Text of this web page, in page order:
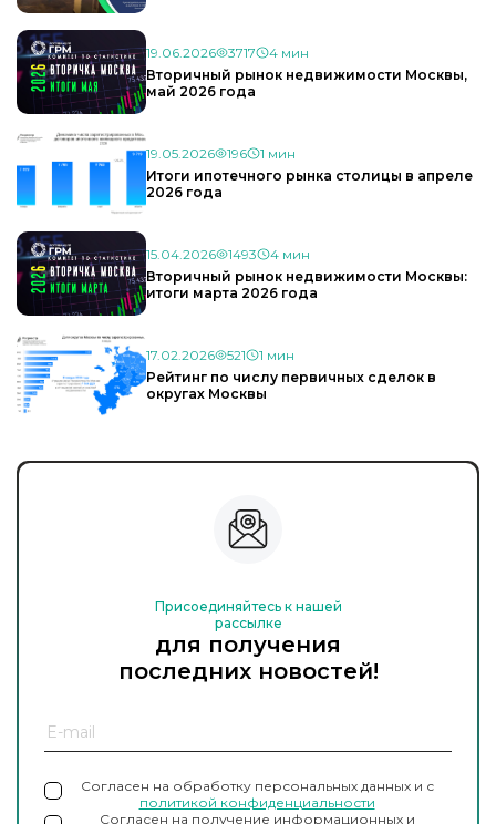
19.06.2026 3717
4 мин
Вторичный рынок недвижимости Москвы,
май 2026 года
19.05.2026 196
1 мин
Итоги ипотечного рынка столицы в апреле
2026 года
15.04.2026 1493
4 мин
Вторичный рынок недвижимости Москвы:
итоги марта 2026 года
17.02.2026 521
1 мин
Рейтинг по числу первичных сделок в
округах Москвы
Присоединяйтесь к нашей
рассылке
для получения
последних новостей!
Согласен на обработку персональных данных и с
политикой конфиденциальности
Согласен на получение информационных и